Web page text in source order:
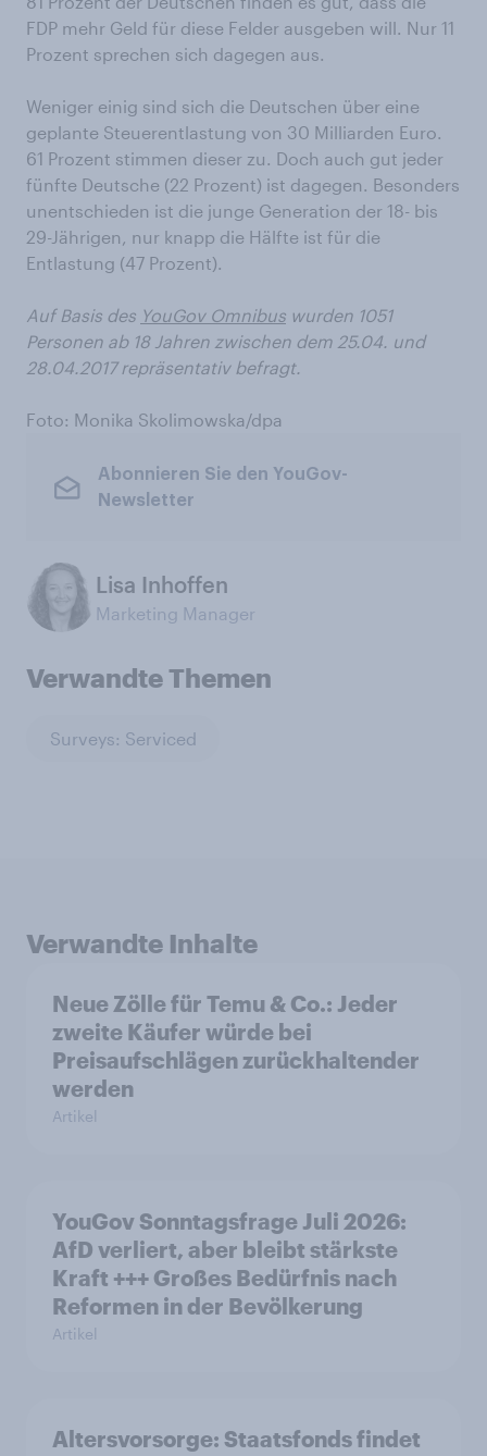
FDP mehr Geld für diese Felder ausgeben will. Nur 11
Prozent sprechen sich dagegen aus.
Weniger einig sind sich die Deutschen über eine
geplante Steuerentlastung von 30 Milliarden Euro.
61 Prozent stimmen dieser zu. Doch auch gut jeder
fünfte Deutsche (22 Prozent) ist dagegen. Besonders
unentschieden ist die junge Generation der 18- bis
29-Jährigen, nur knapp die Hälfte ist für die
Entlastung (47 Prozent).
Auf Basis des YouGov Omnibus wurden 1051
Personen ab 18 Jahren zwischen dem 25.04. und
28.04.2017 repräsentativ befragt.
Foto: Monika Skolimowska/dpa
Abonnieren Sie den YouGov-
Newsletter
Lisa Inhoffen
Marketing Manager
Verwandte Themen
Surveys: Serviced
Verwandte Inhalte
Neue Zölle für Temu & Co.: Jeder
zweite Käufer würde bei
Preisaufschlägen zurückhaltender
werden
Artikel
YouGov Sonntagsfrage Juli 2026:
AfD verliert, aber bleibt stärkste
Kraft +++ Großes Bedürfnis nach
Reformen in der Bevölkerung
Artikel
Altersvorsorge: Staatsfonds findet